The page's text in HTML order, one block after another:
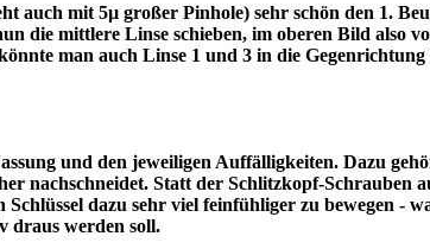
auch mit 5µ großer Pinhole) sehr schön den 1.
die mittlere Linse schieben, im oberen Bild also
man auch Linse 1 und 3 in die Gegenrichtung
und den jeweiligen Auffälligkeiten. Dazu
nachschneidet. Statt der Schlitzkopf-Schrauben
dazu sehr viel feinfühliger zu bewegen -
draus werden soll.